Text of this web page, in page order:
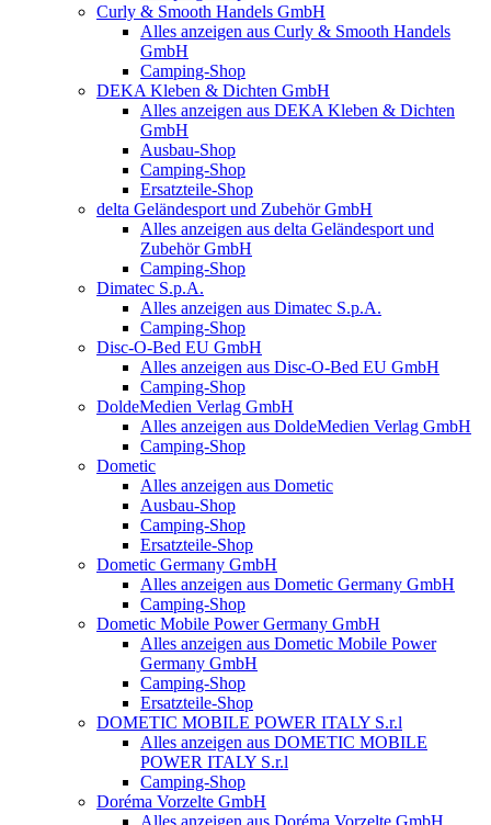
Curly & Smooth Handels GmbH
Alles anzeigen aus Curly & Smooth Handels
GmbH
Camping-Shop
DEKA Kleben & Dichten GmbH
Alles anzeigen aus DEKA Kleben & Dichten
GmbH
Ausbau-Shop
Camping-Shop
Ersatzteile-Shop
delta Geländesport und Zubehör GmbH
Alles anzeigen aus delta Geländesport und
Zubehör GmbH
Camping-Shop
Dimatec S.p.A.
Alles anzeigen aus Dimatec S.p.A.
Camping-Shop
Disc-O-Bed EU GmbH
Alles anzeigen aus Disc-O-Bed EU GmbH
Camping-Shop
DoldeMedien Verlag GmbH
Alles anzeigen aus DoldeMedien Verlag GmbH
Camping-Shop
Dometic
Alles anzeigen aus Dometic
Ausbau-Shop
Camping-Shop
Ersatzteile-Shop
Dometic Germany GmbH
Alles anzeigen aus Dometic Germany GmbH
Camping-Shop
Dometic Mobile Power Germany GmbH
Alles anzeigen aus Dometic Mobile Power
Germany GmbH
Camping-Shop
Ersatzteile-Shop
DOMETIC MOBILE POWER ITALY S.r.l
Alles anzeigen aus DOMETIC MOBILE
POWER ITALY S.r.l
Camping-Shop
Doréma Vorzelte GmbH
Alles anzeigen aus Doréma Vorzelte GmbH